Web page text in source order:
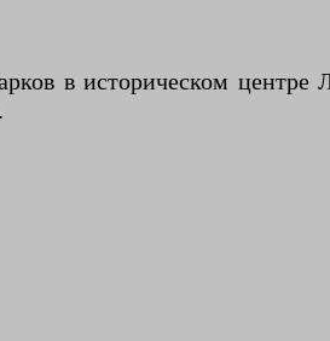
в историческом